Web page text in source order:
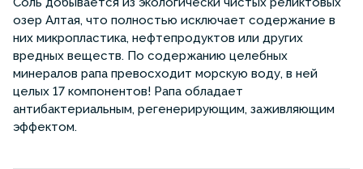
озер Алтая, что полностью исключает содержание в
них микропластика, нефтепродуктов или других
вредных веществ. По содержанию целебных
минералов рапа превосходит морскую воду, в ней
целых 17 компонентов! Рапа обладает
антибактериальным, регенерирующим, заживляющим
эффектом.